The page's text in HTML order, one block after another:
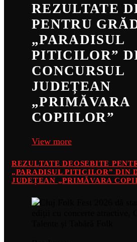
REZULTATE
PENTRU
„PARADISUL
PITICILOR”
CONCURSUL
JUDEȚEAN
„PRIMĂVARA
COPIILOR”
View more
REZULTATE DEOSEBITE
„PARADISUL PITICILOR” DIN
JUDEȚEAN „PRIMĂVARA